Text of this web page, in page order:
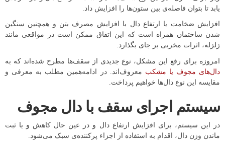
یابد تا بتوان فاصله‌ی بین ستون‌ها را افزایش داد.
افزایش ضخامت یا ارتفاع دال با افزایش مصرف بتن و همچنین سنگین
شدن ساختمان همراه است که این اتفاق ممکن است در مواقعی مانند
زلزله، اثرات مخربی بر جای بگذارد.
امروزه برای رفع این مشکل، نوع جدیدی از سقف‌ها مطرح شده‌اند که به
دال‌های مجوف یا مشکب معروف‌اند. در ادامه‌همین مطلب به معرفی و
مقایسه این نوع دال‌ها خواهیم پرداخت.
سیستم اجرای سقف با دال مجوف
در این سیستم، برای افزایش ارتفاع دال و در عین حال کاهش و یا ثبت
ماندن وزن دال، اقدام به استفاده از اجزاء پرکننده‌ی سبک می‌شود.